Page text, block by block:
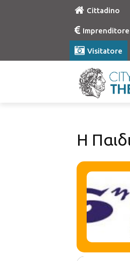
Cittadino
Imprenditore
Visitatore
Η